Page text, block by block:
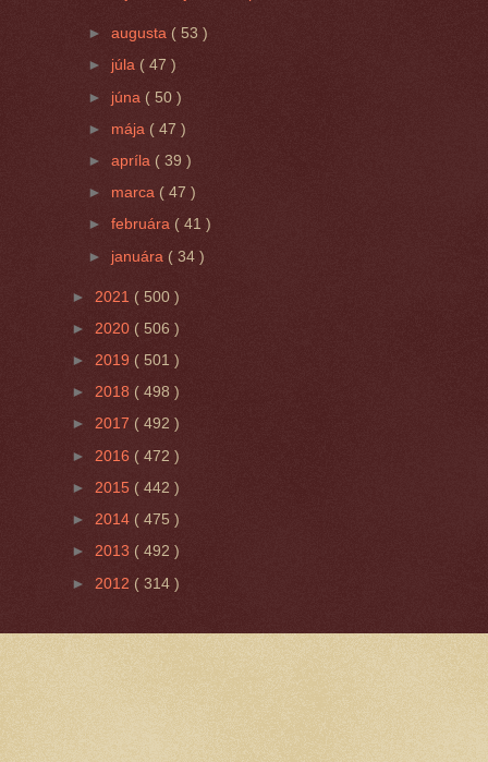
►augusta ( 53 )
► júla ( 47 )
► júna ( 50 )
► mája ( 47 )
►apríla ( 39 )
► marca ( 47 )
►februára ( 41 )
► januára ( 34 )
► 2021 ( 500 )
► 2020 ( 506 )
► 2019 ( 501 )
► 2018 ( 498 )
► 2017 ( 492 )
► 2016 ( 472 )
► 2015 ( 442 )
► 2014 ( 475 )
► 2013 ( 492 )
► 2012 ( 314 )